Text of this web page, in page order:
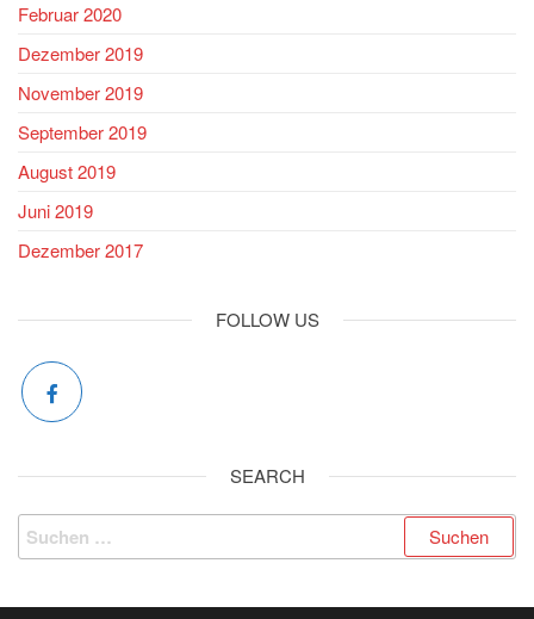
Februar 2020
Dezember 2019
November 2019
September 2019
August 2019
Juni 2019
Dezember 2017
FOLLOW US
SEARCH